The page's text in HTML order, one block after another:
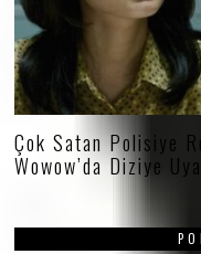
Çok Satan Polisiye
Wowow’da Diziye